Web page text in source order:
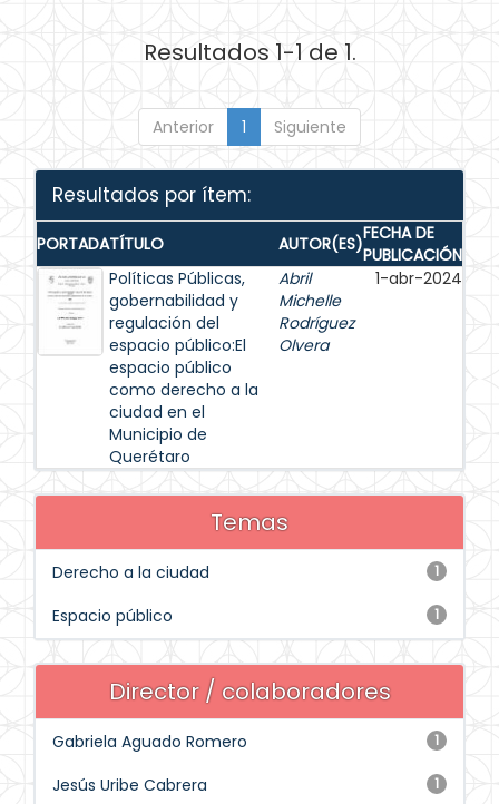
Resultados 1-1 de 1.
Anterior 1 Siguiente
Resultados por ítem:
PORTADATÍTULO AUTOR(ES)FECHA DE
PUBLICACIÓN
Políticas Públicas,
gobernabilidad y
regulación del
espacio público:El
espacio público
como derecho a la
ciudad en el
Municipio de
Querétaro
Abril
Michelle
Rodríguez
Olvera
1-abr-2024
Temas
1
Derecho a la ciudad
1
Espacio público
Director / colaboradores
1
Gabriela Aguado Romero
1
Jesús Uribe Cabrera